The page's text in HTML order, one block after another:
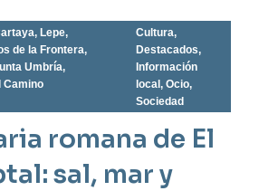
, Lepe,
de la Frontera,
Umbría,
Camino
Cultura,
Destacados,
Información
local , Ocio,
Sociedad
romana de El
sal, mar y